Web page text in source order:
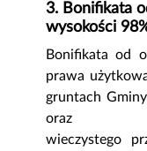
3. Bonifikata
wysokości
Bonifikata od
prawa
gruntach
oraz
wieczystego